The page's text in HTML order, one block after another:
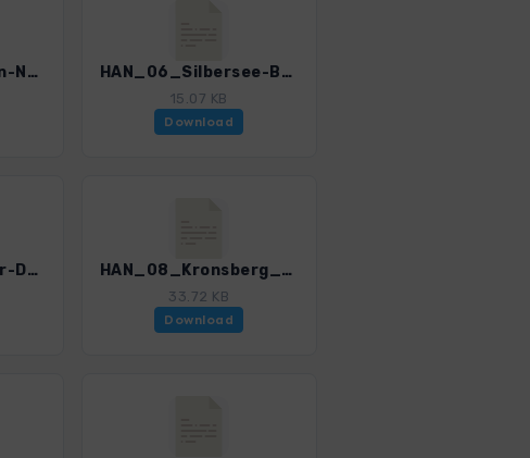
HAN_05_Anderten-Nordhafen_4595_1.gpx HAN_06_Silbersee-Bult_4595_1.gpx
15.07 KB
Download
HAN_07_Hannover-Doehren-Laatzen_4595_1.gpx HAN_08_Kronsberg_4595_1.gpx
33.72 KB
Download